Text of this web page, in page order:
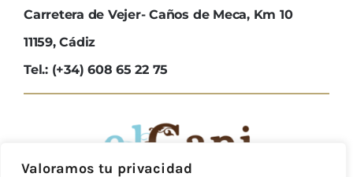
Valoramos tu privacidad
Carretera de Vejer- Caños de Meca, Km 10
11159, Cádiz
Tel.: (+34) 608 65 22 75